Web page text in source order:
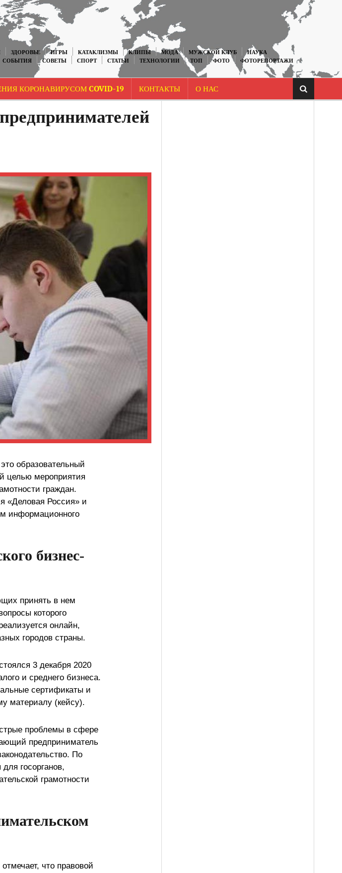
ЗДОРОВЬЕ ИГРЫ КАТАКЛИЗМЫ КЛИПЫ МОДА МУЖСКОЙ КЛУБ
НАУКА
СОБЫТИЯ СОВЕТЫ СПОРТ СТАТЬИ ТЕХНОЛОГИИ ТОП ФОТО
ФОТОРЕПОРТАЖИ
КОРОНАВИРУСОМ COVID-19 КОНТАКТЫ О НАС
образовательный
целью мероприятия
граждан.
«Деловая Россия» и
информационного
бизнес-
принять в нем
которого
онлайн,
городов страны.
3 декабря 2020
и среднего бизнеса.
сертификаты и
материалу (кейсу).
проблемы в сфере
предприниматель
По
госорганов,
грамотности
отмечает, что правовой